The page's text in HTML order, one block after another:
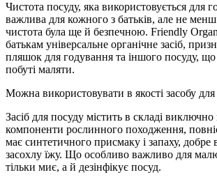
Чистота посуду, яка використовується для
важлива для кожного з батьків, але не
чистота була ще й безпечною. Friendly
батькам універсальне органічне засіб,
пляшок для годування та іншого посуду, що
побуті маляти.
Можна використовувати в якості засобу для
Засіб для посуду містить в складі виключно
компоненти рослинного походження,
має синтетичного присмаку і запаху, добре
засохлу їжу. Що особливо важливо для
тільки миє, а й дезінфікує посуд.